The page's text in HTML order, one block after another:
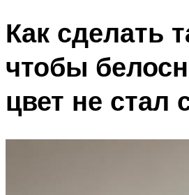
Как сделать
чтобы
цвет не стал